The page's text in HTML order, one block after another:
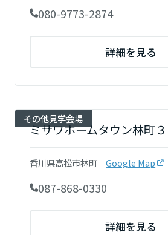
080-9773-2874
詳細を見る
その他見学会場
ミサワホームタウン林町３
香川県高松市林町 Google Map
087-868-0330
詳細を見る
山梨県
長野県
岐阜県
静岡県